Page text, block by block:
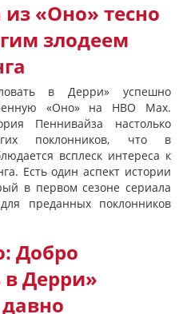
«Оно» тесно
злодеем
в Дерри» успешно
«Оно» на HBO Max.
Пеннивайза настолько
поклонников, что в
всплеск интереса к
Есть один аспект истории
в первом сезоне сериала
преданных поклонников
Добро
Дерри»